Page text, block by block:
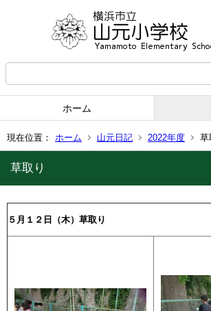
ホーム
現在位置： ホーム 山元日記 2022年度 草
草取り
５月１２日（木）草取り